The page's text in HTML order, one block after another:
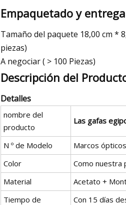
Empaquetado y entrega
Tamaño del paquete 18,00 cm *
piezas)
A negociar ( > 100 Piezas)
Descripción del
Detalles
nombre del
producto
Las gafas
N º de Modelo
Marcos
Color
Como nuestra
Material
Acetato +
Tiempo de
Con 15 días